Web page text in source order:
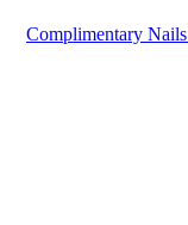
מוצרי ציפורניים משלימים - Complimentary Nails